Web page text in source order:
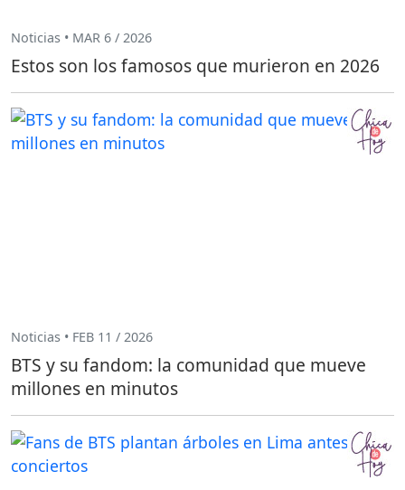
Noticias • MAR 6 / 2026
Estos son los famosos que murieron en 2026
Noticias • FEB 11 / 2026
BTS y su fandom: la comunidad que mueve
millones en minutos